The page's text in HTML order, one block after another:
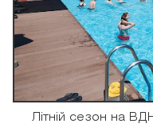
Літній сезон на